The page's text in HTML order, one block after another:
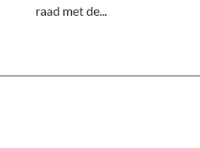
raad met de...